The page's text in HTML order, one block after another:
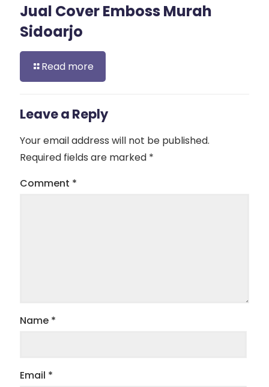
Jual Cover Emboss Murah
Sidoarjo
Read more
Leave a Reply
Your email address will not be published.
Required fields are marked *
Comment *
Name *
Email *